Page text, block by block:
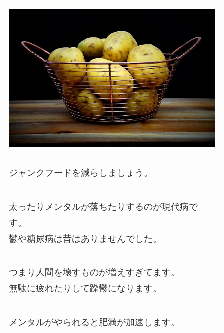
ジャンクフードを減らしましょう。
太ったりメンタルが落ちたりするのが現代病で
す。
鬱や糖尿病は昔はありませんでした。
つまり人間を壊すものが増えすぎてます。
無駄に疲れたりして躁鬱になります。
メンタルがやられると肥満が加速します。